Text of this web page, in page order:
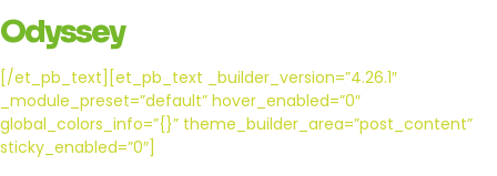
Odyssey
[/et_pb_text][et_pb_text _builder_version=”4.26.1″
_module_preset=”default” hover_enabled=”0″
global_colors_info=”{}” theme_builder_area=”post_content”
sticky_enabled=”0″]